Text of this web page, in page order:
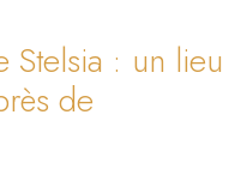
Stelsia : un lieu
de